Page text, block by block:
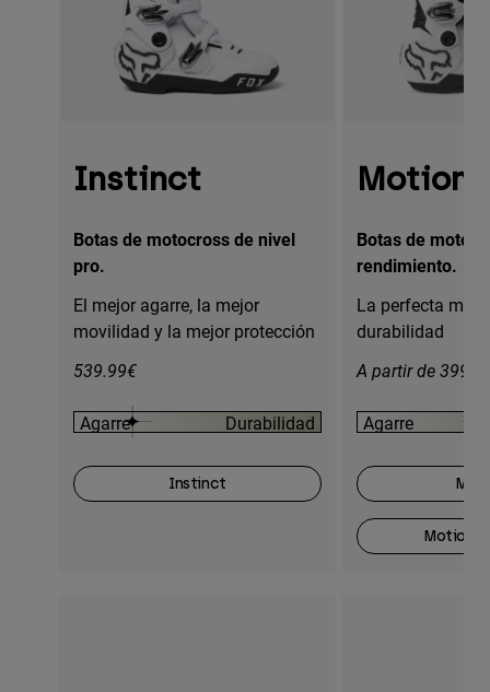
Instinct
Botas de motocross de nivel
pro.
El mejor agarre, la mejor
movilidad y la mejor protección
539.99€
Agarre Durabilidad
Instinct
Motion
Botas de
rendimiento.
La perfecta
durabilidad
A partir de
Agarre
Motion